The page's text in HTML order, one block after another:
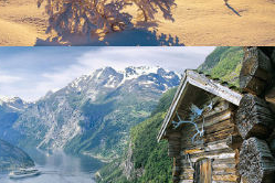
Norway - Geiranger